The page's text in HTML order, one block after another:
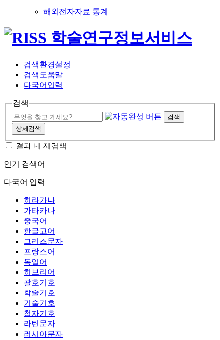
해외전자자료 통계
검색환경설정
검색도움말
다국어입력
검색
검색
상세검색
결과 내 재검색
인기 검색어
다국어 입력
히라가나
가타카나
중국어
한글고어
그리스문자
프랑스어
독일어
히브리어
괄호기호
학술기호
기술기호
첨자기호
라틴문자
러시아문자